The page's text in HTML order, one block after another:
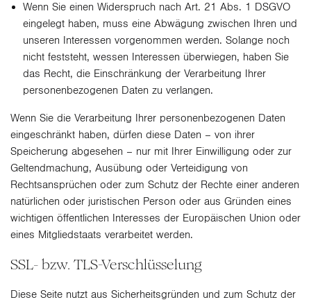
Wenn Sie einen Widerspruch nach Art. 21 Abs. 1 DSGVO
eingelegt haben, muss eine Abwägung zwischen Ihren und
unseren Interessen vorgenommen werden. Solange noch
nicht feststeht, wessen Interessen überwiegen, haben Sie
das Recht, die Einschränkung der Verarbeitung Ihrer
personenbezogenen Daten zu verlangen.
Wenn Sie die Verarbeitung Ihrer personenbezogenen Daten
eingeschränkt haben, dürfen diese Daten – von ihrer
Speicherung abgesehen – nur mit Ihrer Einwilligung oder zur
Geltendmachung, Ausübung oder Verteidigung von
Rechtsansprüchen oder zum Schutz der Rechte einer anderen
natürlichen oder juristischen Person oder aus Gründen eines
wichtigen öffentlichen Interesses der Europäischen Union oder
eines Mitgliedstaats verarbeitet werden.
SSL- bzw. TLS-Verschlüsselung
Diese Seite nutzt aus Sicherheitsgründen und zum Schutz der